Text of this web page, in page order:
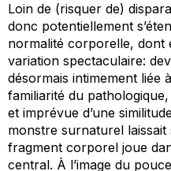
Loin de (risquer de)
donc potentiellement
normalité corporelle, dont
variation spectaculaire:
désormais intimement liée
familiarité du
et imprévue d’une
monstre surnaturel
fragment corporel joue
central. À l’image du